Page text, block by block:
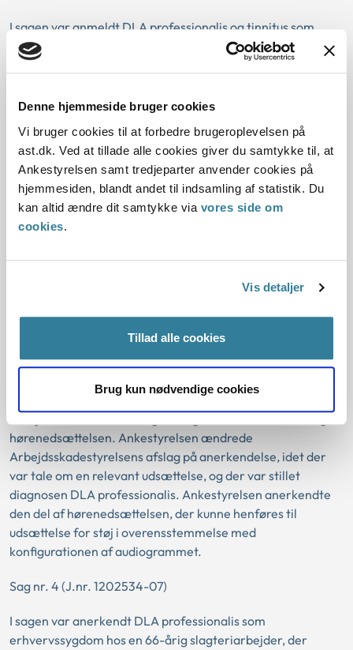
Denne hjemmeside bruger cookies
Vi bruger cookies til at forbedre brugeroplevelsen på
ast.dk. Ved at tillade alle cookies giver du samtykke til, at
Ankestyrelsen samt tredjeparter anvender cookies på
hjemmesiden, blandt andet til indsamling af statistik. Du
kan altid ændre dit samtykke via vores side om
cookies.
Vis detaljer
Tillad alle cookies
Brug kun nødvendige cookies
I sagen var anmeldt DLA professionalis og tinnitus som
erhvervssygdom hos en 59-årig maskinarbejder, der havde
været udsat for støj gennem 36 år fra blandt andet
beskrevet som voldsom kraftig (over 95 dB) i hele
Arbejdsskadestyrelsens afslag på anerkendelse, idet der
var tale om en relevant udsættelse, der var stillet
diagnosen DLA professionalis, og der forelå et audiogram,
der var i overensstemmelse med den beskrevne
udsættelse. Der var i sagen tillige spørgsmål om
betydningen af asymmetri i audiogrammet.
havde været udsat for støj gennem 41 år fra blandt andet
nitte- og stemmeværktøj på et skibsværft samt støj fra
lufthammere. Udsættelsen var beskrevet som kraftig (85-
90 dB) til voldsom kraftig (over 95 dB) i op til hele
hørenedsættelsen. Ankestyrelsen ændrede
Arbejdsskadestyrelsens afslag på anerkendelse, idet der
var tale om en relevant udsættelse, og der var stillet
diagnosen DLA professionalis. Ankestyrelsen anerkendte
den del af hørenedsættelsen, der kunne henføres til
udsættelse for støj i overensstemmelse med
konfigurationen af audiogrammet.
Sag nr. 4 (J.nr. 1202534-07)
I sagen var anerkendt DLA professionalis som
erhvervssygdom hos en 66-årig slagteriarbejder, der